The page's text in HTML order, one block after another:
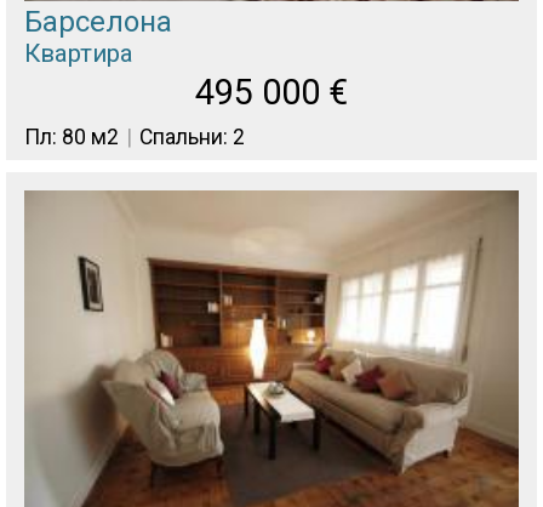
Барселона
Квартира
495 000 €
Пл: 80 м2 Спальни: 2